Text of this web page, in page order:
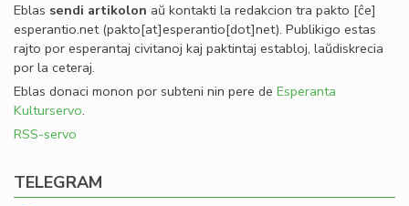
Eblas sendi artikolon aŭ kontakti la redakcion tra pakto [ĉe]
esperantio.net(pakto[at]esperantio[dot]net). Publikigo estas
rajto por esperantaj civitanoj kaj paktintaj establoj, laŭdiskrecia
por la ceteraj.
Eblas donaci monon por subteni nin pere de Esperanta
Kulturservo.
RSS-servo
TELEGRAM